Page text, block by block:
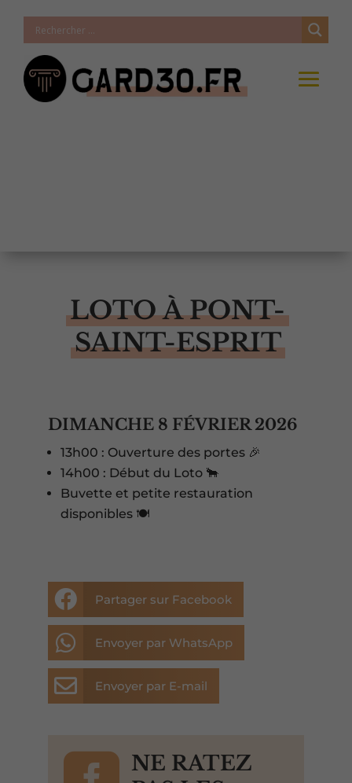
LOTO À PONT-
SAINT-ESPRIT
DIMANCHE 8 FÉVRIER 2026
13h00 : Ouverture des portes 🎉
14h00 : Début du Loto 🐂
Buvette et petite restauration
disponibles 🍽️
 Partager sur Facebook
 Envoyer par WhatsApp
 Envoyer par E-mail
NE RATEZ